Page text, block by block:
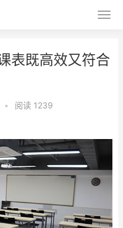
表既高效又符合
• 阅读 1239